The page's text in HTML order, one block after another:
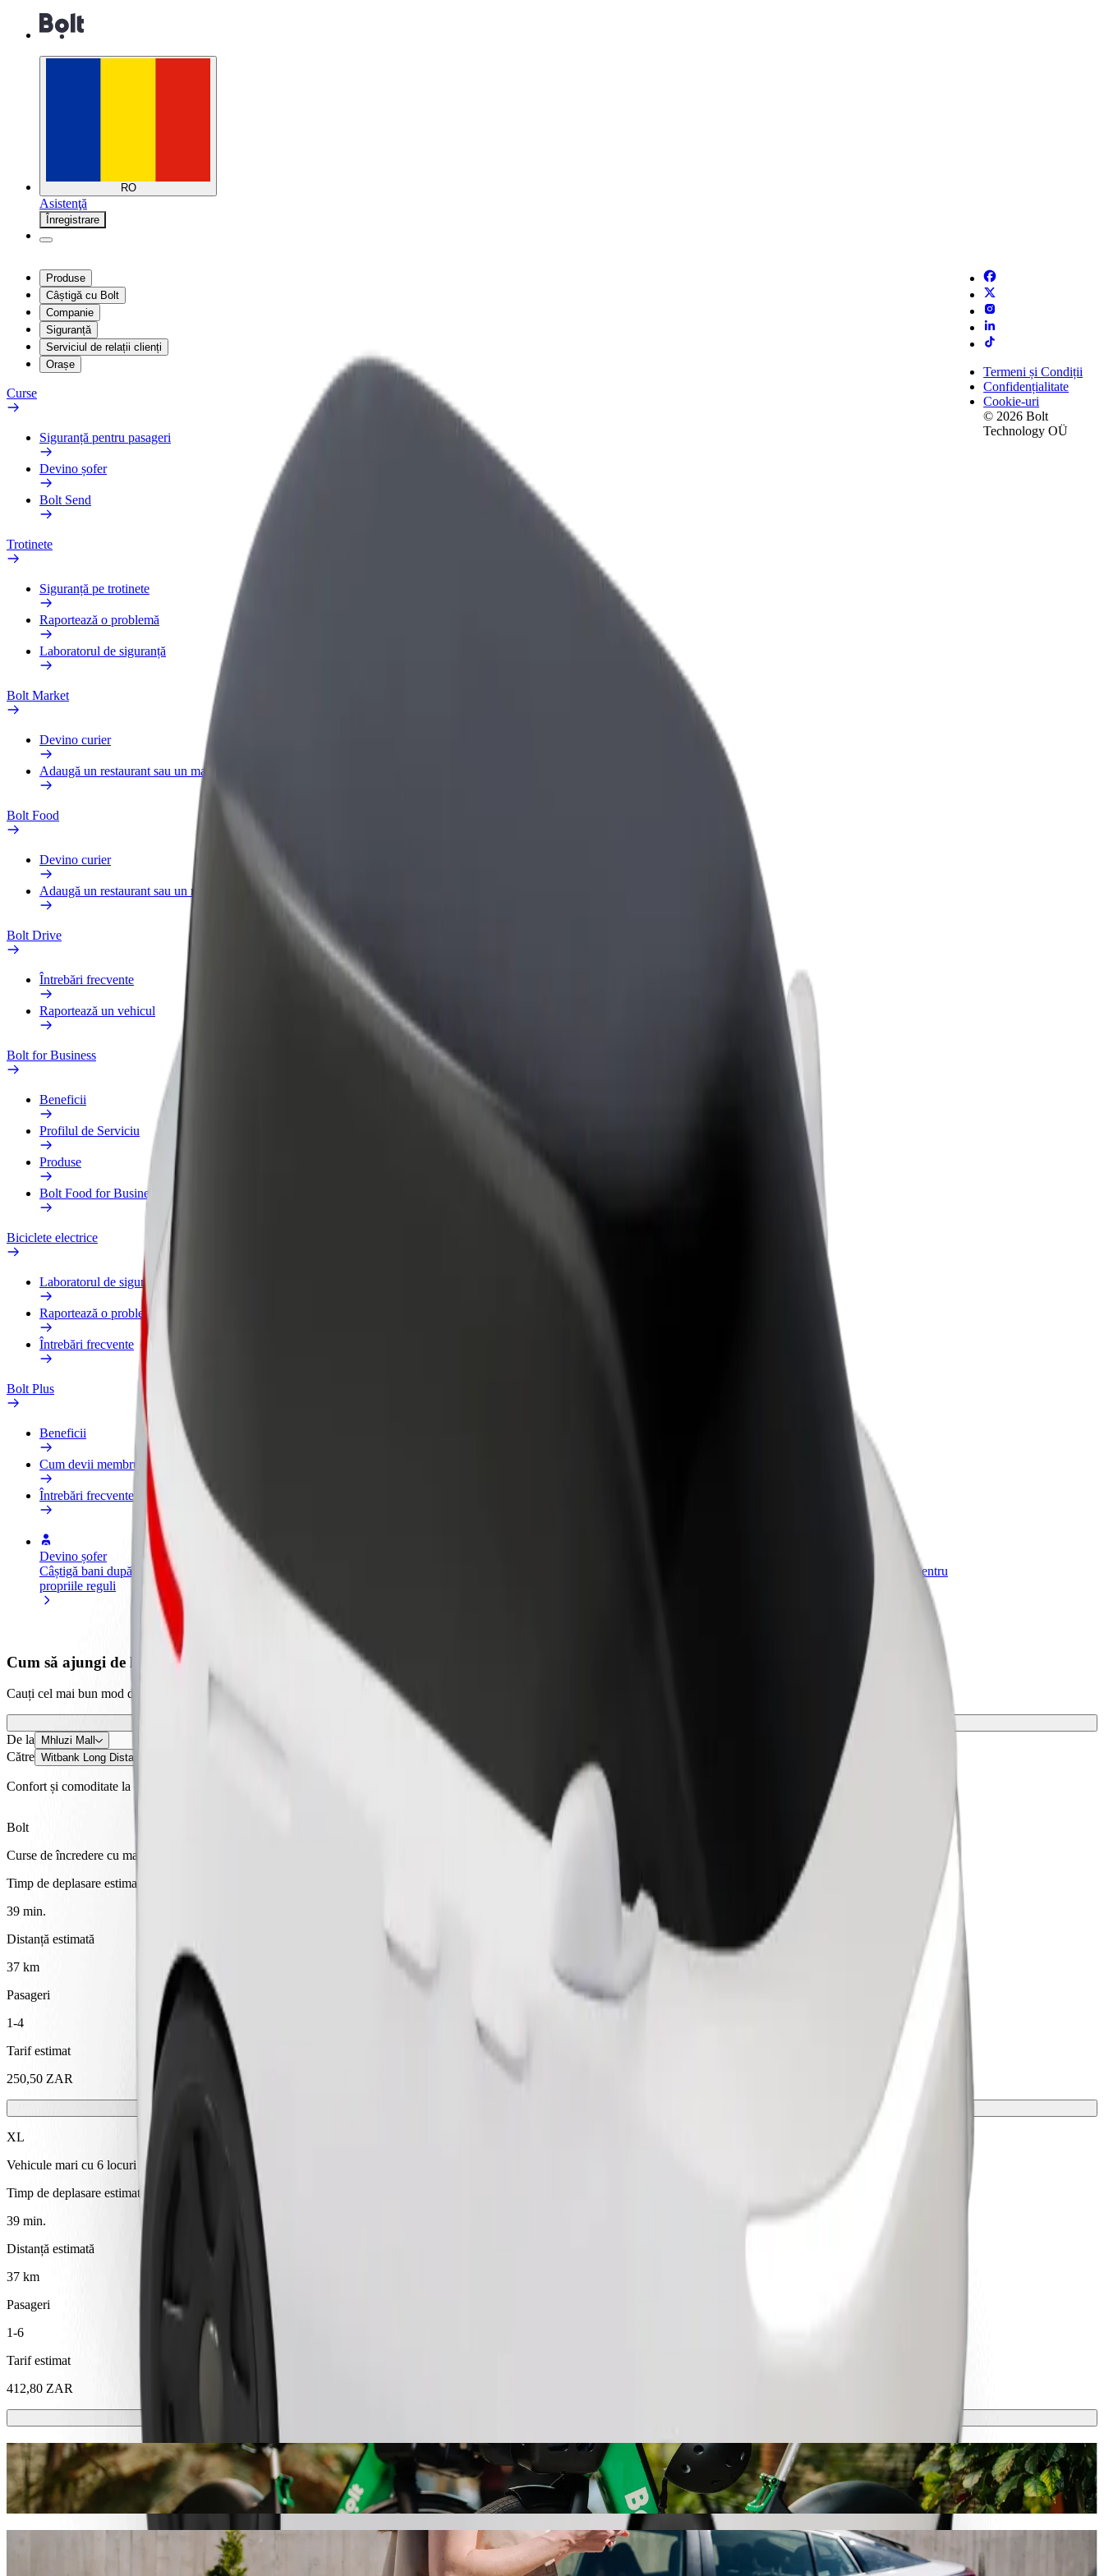
RO
Asistenţă
Înregistrare
Produse
Câștigă cu Bolt
Companie
Siguranță
Serviciul de relații clienți
Orașe
Curse
Siguranță pentru pasageri
Devino șofer
Bolt Send
Trotinete
Siguranță pe trotinete
Raportează o problemă
Laboratorul de siguranță
Bolt Market
Devino curier
Adaugă un restaurant sau un magazin
Bolt Food
Devino curier
Adaugă un restaurant sau un magazin
Bolt Drive
Întrebări frecvente
Raportează un vehicul
Bolt for Business
Beneficii
Profilul de Serviciu
Produse
Bolt Food for Business
Biciclete electrice
Laboratorul de siguranță
Raportează o problemă
Întrebări frecvente
Bolt Plus
Beneficii
Cum devii membru
Întrebări frecvente
Devino șofer
Câștigă bani după
propriile reguli
Livrează mâncare și câștigă bani
săptămânal
Produse și servicii Bolt adaptate pentru
Termeni și Condiții
Confidențialitate
Cookie-uri
© 2026 Bolt
Technology OÜ
Cum să ajungi de la Mhluzi Mall la Witbank Long Distance Taxi Association
Cauți cel mai bun mod de deplasare de la Mhluzi Mall la Witbank Long Distance Taxi Association? Explorează serviciile noastre și găsește-l pe cel perfect pentru cursa ta.
De la Mhluzi Mall
Către Witbank Long Distance Taxi Association
Confort și comoditate la câteva clicuri distanță!
Bolt
Curse de încredere cu mașini standard de dimensiuni medii.
Timp de deplasare estimat
39 min.
Distanță estimată
37 km
Pasageri
1-4
Tarif estimat
250,50 ZAR
XL
Vehicule mari cu 6 locuri
Timp de deplasare estimat
39 min.
Distanță estimată
37 km
Pasageri
1-6
Tarif estimat
412,80 ZAR
Trotinete sau biciclete electrice
Deplasează-te prin Emalahleni cu trotineta sau bicicleta electrică
Descarcă aplicația Bolt
Mergi de la Mhluzi Mall la Witbank Long Distance Taxi Association cu serviciul de ride-hailing Bolt